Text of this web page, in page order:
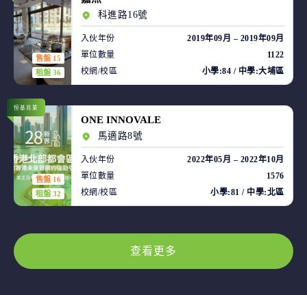
售盤 15
租盤 36
科進路16號
入伙年份
2019年09月 – 2019年09月
單位數量
1122
校網/校區
小學:84 / 中學:大埔區
售盤 16
租盤 32
恒基兆業
ONE INNOVALE
馬適路8號
入伙年份
2022年05月 – 2022年10月
單位數量
1576
校網/校區
小學:81 / 中學:北區
查看更多